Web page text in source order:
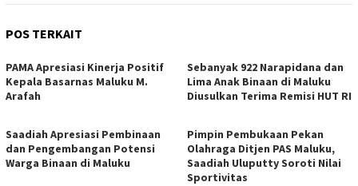
POS TERKAIT
PAMA Apresiasi Kinerja Positif
Kepala Basarnas Maluku M.
Arafah
Sebanyak 922 Narapidana dan
Lima Anak Binaan di Maluku
Diusulkan Terima Remisi HUT RI
Saadiah Apresiasi Pembinaan
dan Pengembangan Potensi
Warga Binaan di Maluku
Pimpin Pembukaan Pekan
Olahraga Ditjen PAS Maluku,
Saadiah Uluputty Soroti Nilai
Sportivitas